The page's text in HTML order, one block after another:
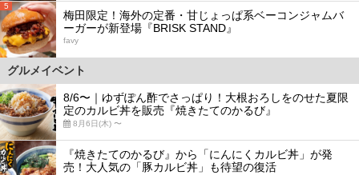
5
梅田限定！海外の定番・甘じょっぱ系ベーコンジャムバ
ーガーが新登場『BRISK STAND』
favy
グルメイベント
8/6〜｜ゆずぽん酢でさっぱり！大根おろしをのせた夏限
定のカルビ丼を販売『焼きたてのかるび』
8月6日(木) 〜
『焼きたてのかるび』から「にんにくカルビ丼」が発
売！大人気の「豚カルビ丼」も待望の復活